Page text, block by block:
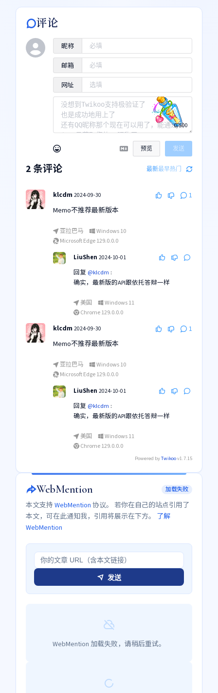
评论
昵称
邮箱
网址
0/500
预览 发送
2条评论 最新最早热门
klcdm 2024-09-30 1
Memo不推荐最新版本
亚拉巴马
Windows 10
Microsoft Edge 129.0.0.0
LiuShen 2024-10-01
回复 @klcdm :
确实，最新版的API跟依托答辩一样
美国
Windows 11
Chrome 129.0.0.0
klcdm 2024-09-30 1
Memo不推荐最新版本
亚拉巴马
Windows 10
Microsoft Edge 129.0.0.0
LiuShen 2024-10-01
回复 @klcdm :
确实，最新版的API跟依托答辩一样
美国
Windows 11
Chrome 129.0.0.0
Powered byTwikoov1.7.15
WebMention 加载失败
本文支持 WebMention 协议。 若你在自己的站点引用了
本文，可在此通知我，引用将展示在下方。 了解
WebMention
发送
WebMention 加载失败，请稍后重试。